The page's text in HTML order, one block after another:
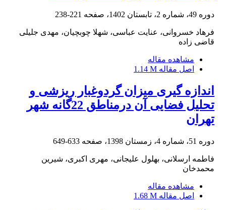
دوره 49، شماره 2، تابستان 1402، صفحه 221-238
فرهاد خسروانی، عنایت عباسی، شهلا چوبچیان، مهدی جلیلی
قاضی زاده
مشاهده مقاله
اصل مقاله 1.14 M
اندازه ‏گیری میزان گردوغبار ریزشی و
تحلیل فضایی آن درمناطق 22گانه شهر
تهران
دوره 51، شماره 4، زمستان 1398، صفحه 633-649
فاطمه ارسلانی، بهلول علیجانی، مهری اکبری، شیرین
محمدخان
مشاهده مقاله
اصل مقاله 1.68 M